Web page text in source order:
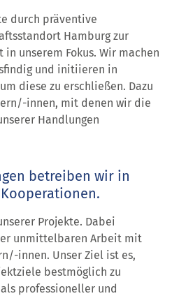
durch präventive
Hamburg zur
unserem Fokus. Wir machen
und initiieren in
diese zu erschließen. Dazu
innen, mit denen wir die
Handlungen
betreiben wir in
Projekte. Dabei
un­mittel­baren Arbeit mit
innen. Unser Ziel ist es,
bestmöglich zu
professioneller und